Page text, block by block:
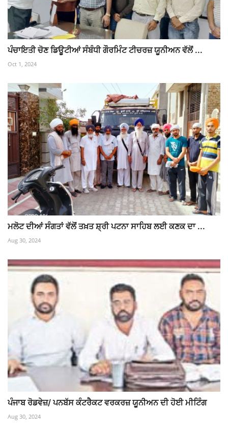
ਪੰਚਾਇਤੀ ਚੋਣ ਡਿਊਟੀਆਂ ਸੰਬੰਧੀ ਗੌਰਮਿੰਟ ਟੀਚਰਜ਼ ਯੂਨੀਅਨ ਵੱਲੋਂ ...
Oct 1, 2024
ਮਲੋਟ ਦੀਆਂ ਸੰਗਤਾਂ ਵੱਲੋਂ ਤਖ਼ਤ ਸ਼੍ਰੀ ਪਟਨਾ ਸਾਹਿਬ ਲਈ ਕਣਕ ਦਾ ...
Aug 30, 2024
ਪੰਜਾਬ ਰੋਡਵੇਜ਼/ ਪਨਬੱਸ ਕੰਟਰੈਕਟ ਵਰਕਰਜ਼ ਯੂਨੀਅਨ ਦੀ ਹੋਈ ਮੀਟਿੰਗ
Aug 30, 2024